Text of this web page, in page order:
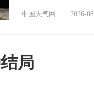
中国天气网 2026-
局